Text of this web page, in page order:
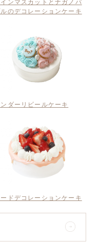
ンマスカットとナガノパ
のデコレーションケーキ
ダーリビールケーキ
ードデコレーションケーキ